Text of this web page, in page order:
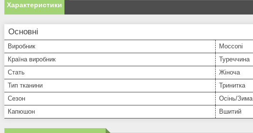
Характеристики
Основні
Виробник
Mocconi
Країна виробник
Туреччина
Стать
Жіноча
Тип тканини
Тринитка
Сезон
Осінь/Зима
Капюшон
Вшитий